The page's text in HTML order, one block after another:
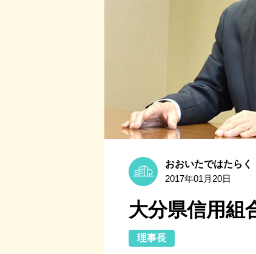
おおいたではたらく
2017年01月20日
大分県信用組
理事長